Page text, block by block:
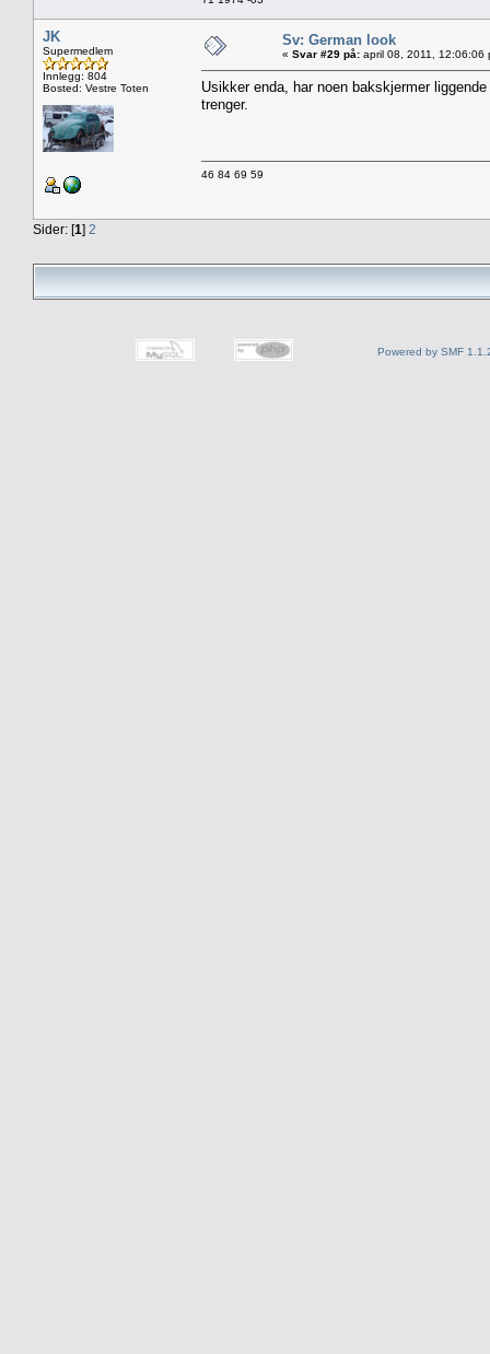
JK
Supermedlem
Innlegg: 804
Bosted: Vestre Toten
Sv: German look
« Svar #29 på: april 08, 2011, 12:06:06
Usikker enda, har noen bakskjermer
trenger.
46 84 69 59
Sider: [1] 2
Powered by SMF